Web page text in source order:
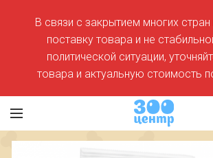
В связи с закрытием многих
поставку товара и не
политической ситуации,
товара и актуальную стоимость